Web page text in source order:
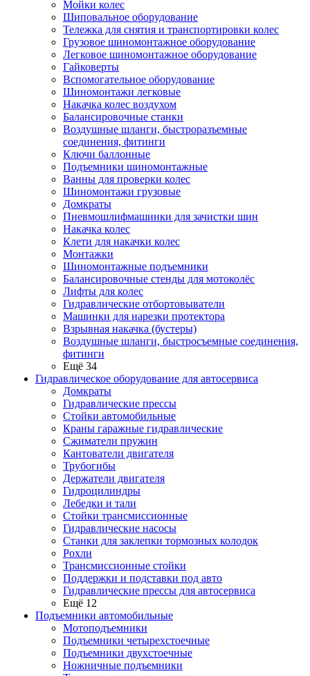
Мойки колес
Шиповальное оборудование
Тележка для снятия и транспортировки колес
Грузовое шиномонтажное оборудование
Легковое шиномонтажное оборудование
Гайковерты
Вспомогательное оборудование
Шиномонтажи легковые
Накачка колес воздухом
Балансировочные станки
Воздушные шланги, быстроразъемные
соединения, фитинги
Ключи баллонные
Подъемники шиномонтажные
Ванны для проверки колес
Шиномонтажи грузовые
Домкраты
Пневмошлифмашинки для зачистки шин
Накачка колес
Клети для накачки колес
Монтажки
Шиномонтажные подъемники
Балансировочные стенды для мотоколёс
Лифты для колес
Гидравлические отбортовыватели
Машинки для нарезки протектора
Взрывная накачка (бустеры)
Воздушные шланги, быстросъемные соединения,
фитинги
Ещё 34
Гидравлическое оборудование для автосервиса
Домкраты
Гидравлические прессы
Стойки автомобильные
Краны гаражные гидравлические
Сжиматели пружин
Кантователи двигателя
Трубогибы
Держатели двигателя
Гидроцилиндры
Лебедки и тали
Стойки трансмиссионные
Гидравлические насосы
Cтанки для заклепки тормозных колодок
Рохли
Трансмиссионные стойки
Поддержки и подставки под авто
Гидравлические прессы для автосервиса
Ещё 12
Подъемники автомобильные
Мотоподъемники
Подъемники четырехстоечные
Подъемники двухстоечные
Ножничные подъемники